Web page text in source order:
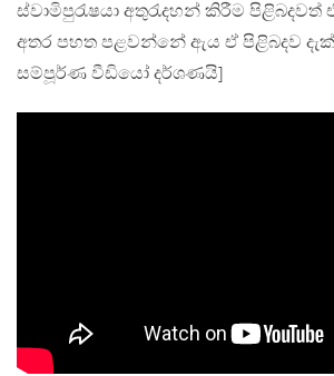
ස්වාමිපුරැෂයා අතුරැදහන් කිරීම පිළිබදවත්
අතර පහත පළවන්නේ ඇය ඒ පිළිබදව
සම්පූර්ණ වීඩියෝ දර්ශණයි]